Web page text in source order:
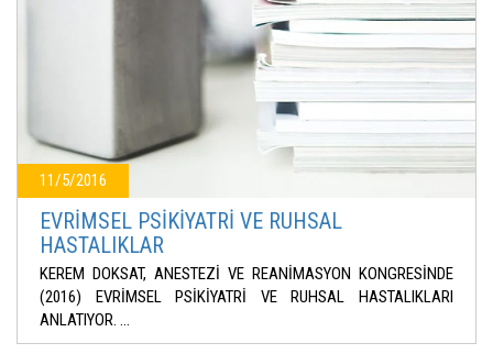
11/5/2016
EVRİMSEL PSİKİYATRİ VE RUHSAL
HASTALIKLAR
KEREM DOKSAT, ANESTEZİ VE REANİMASYON KONGRESİNDE
(2016) EVRİMSEL PSİKİYATRİ VE RUHSAL HASTALIKLARI
ANLATIYOR. ...